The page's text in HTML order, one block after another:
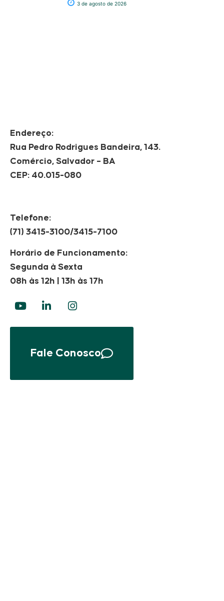
3 de agosto de 2026
Endereço:
Rua Pedro Rodrigues Bandeira, 143.
Comércio, Salvador – BA
CEP: 40.015-080
Telefone:
(71) 3415-3100/3415-7100
Horário de Funcionamento:
Segunda à Sexta
08h às 12h | 13h às 17h
Fale Conosco